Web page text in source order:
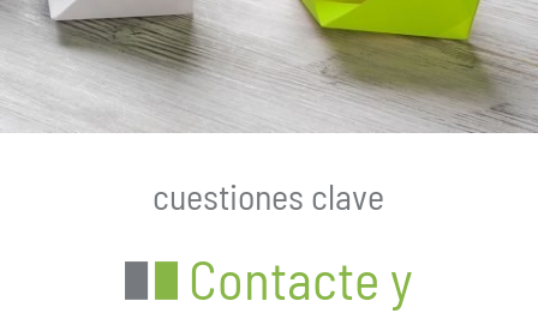
cuestiones clave
Contacte y